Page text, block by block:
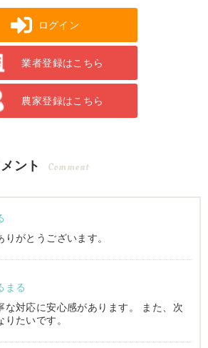
ログイン
業者登録はこちら
農家登録はこちら
ント Comment
りがとうございます。
まる
な対応に安心感があります。 また、次
りたいです。